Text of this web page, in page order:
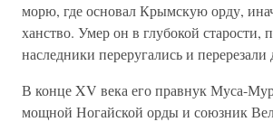
морю, где основал Крымскую орду,
ханство. Умер он в глубокой старости,
наследники переругались и перерезали
В конце XV века его правнук Муса-
мощной Ногайской орды и союзник